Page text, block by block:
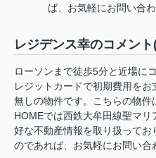
ば、お気軽にお問い合わ
レジデンス幸のコメン
ローソンまで徒歩5分と近場に
レジットカードで初期費用を
無しの物件です。こちらの物
HOMEでは西鉄大牟田線聖マ
好な不動産情報を取り扱って
のであれば、お気軽にお問い合